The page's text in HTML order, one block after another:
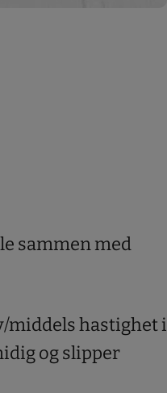
sammen med
middels hastighet i
og slipper